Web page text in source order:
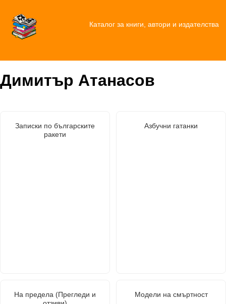
Каталог за книги, автори и издателства
Димитър Атанасов
Записки по българските
ракети
Азбучни гатанки
На предела (Прегледи и
Модели на смъртност